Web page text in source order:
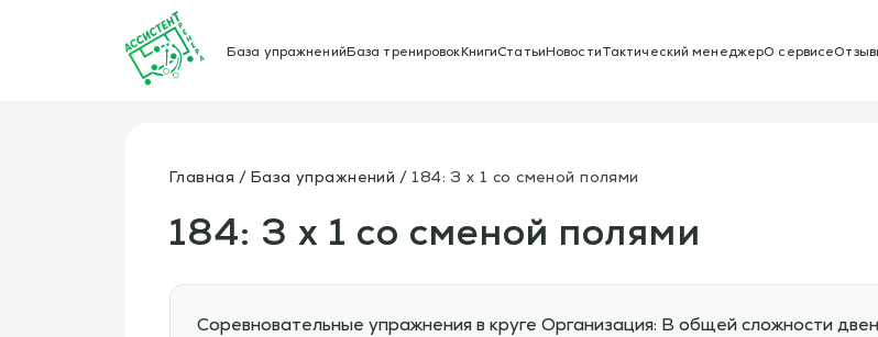
База упражненийБаза тренировокКнигиСтатьиНовостиТактический менеджерО сервисе
Главная База упражнений 184: 3 x 1 со сменой полями
184: 3 x 1 со сменой полями
Соревновательные упражнения в круге Организация: В общей сложности